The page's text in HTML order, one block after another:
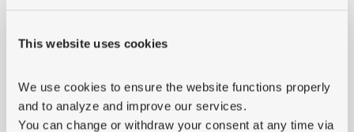
This website uses cookies
We use cookies to ensure the website functions properly
and to analyze and improve our services.
You can change or withdraw your consent at any time via
skillnader kan göra stor skillnad längre fram.